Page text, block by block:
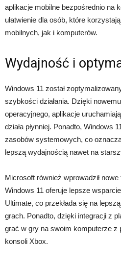
aplikacje mobilne bezpośrednio na
ułatwienie dla osób, które
mobilnych, jak i komputerów.
Wydajność i
Windows 11 został
szybkości działania. Dzięki
operacyjnego, aplikacje
działa płynniej. Ponadto, Windows
zasobów systemowych, co
lepszą wydajnością nawet na
Microsoft również wprowadził
Windows 11 oferuje lepsze
Ultimate, co przekłada się na
grach. Ponadto, dzięki integracji z
grać w gry na swoim komputerze z
konsoli Xbox.